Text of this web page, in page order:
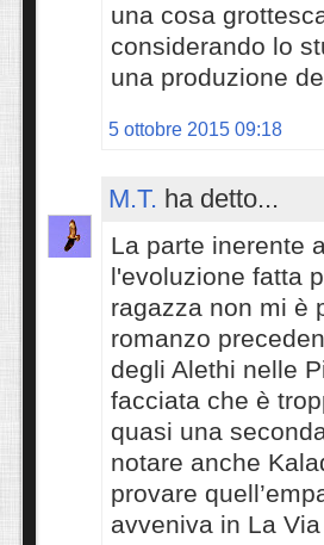
una cosa
considerando lo
una produzione
5 ottobre 2015 09:18
M.T. ha detto...
La parte inerente
l'evoluzione fatta
ragazza non mi è
romanzo
degli Alethi nelle
facciata che è
quasi una
notare anche
provare
avveniva in La